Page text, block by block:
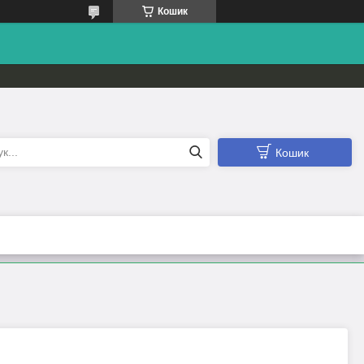
Кошик
Кошик